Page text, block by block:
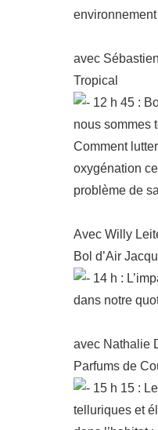
environnement
avec
Tropical
12 h 45 :
nous sommes
Comment
oxygénation
problème de
Avec Willy
Bol d’Air
14 h :
dans notre
avec Nathalie
Parfums de
15 h 15 :
telluriques et